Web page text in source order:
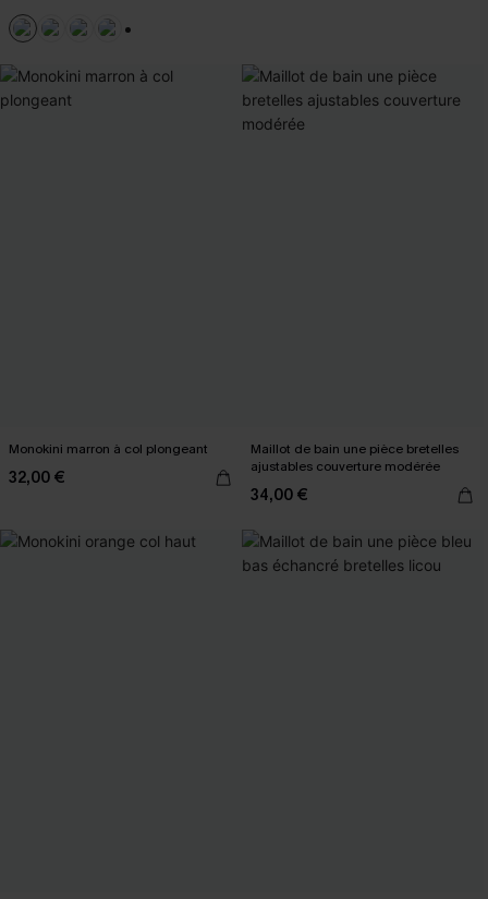
Monokini marron à col plongeant
32,00 €
Maillot de bain une pièce bretelles
ajustables couverture modérée
34,00 €